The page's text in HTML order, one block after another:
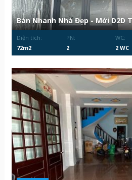
Bán Nhanh Nhà Đẹp - Mới D2D
Diện tích:
72m2
PN:
2
WC:
2 WC